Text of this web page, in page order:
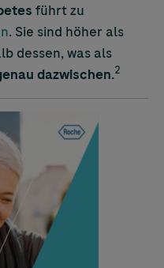
führt zu
. Sie sind höher als
dessen, was als
dazwischen.2